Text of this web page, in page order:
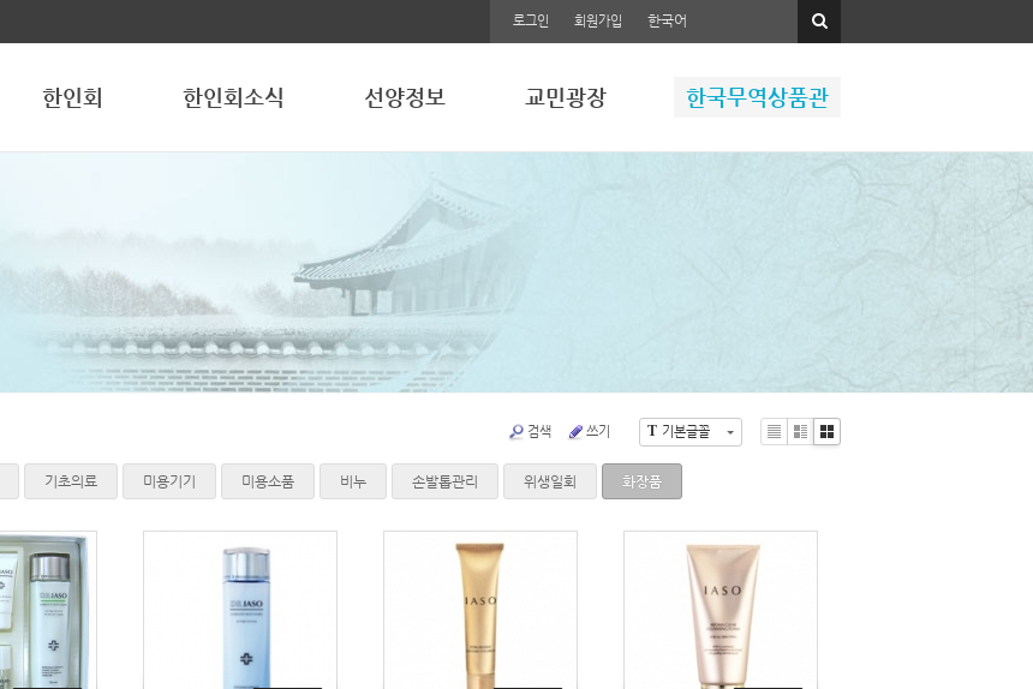
로그인 회원가입 한국어
한인회 한인회소식 선양정보 교민광장 한국무역상품관
T 기본글꼴
검색 쓰기
기초의료 미용기기 미용소품 비누 손발톱관리 위생일회 화장품
Li
Zi
G